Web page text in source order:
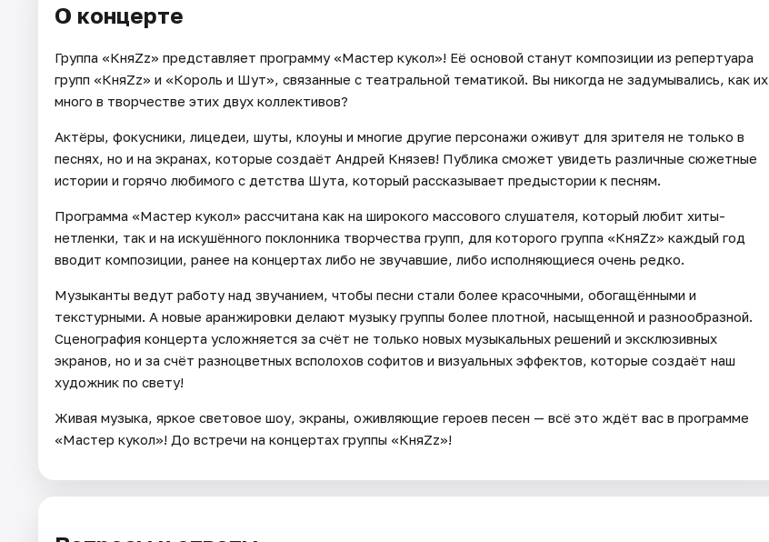
О концерте
Группа «КняZz» представляет программу «Мастер кукол»! Её основой станут композиции из репертуара
групп «КняZz» и «Король и Шут», связанные с театральной тематикой. Вы никогда не задумывались, как их
много в творчестве этих двух коллективов?
Актёры, фокусники, лицедеи, шуты, клоуны и многие другие персонажи оживут для зрителя не только в
песнях, но и на экранах, которые создаёт Андрей Князев! Публика сможет увидеть различные сюжетные
истории и горячо любимого с детства Шута, который рассказывает предыстории к песням.
Программа «Мастер кукол» рассчитана как на широкого массового слушателя, который любит хиты-
нетленки, так и на искушённого поклонника творчества групп, для которого группа «КняZz» каждый год
вводит композиции, ранее на концертах либо не звучавшие, либо исполняющиеся очень редко.
Музыканты ведут работу над звучанием, чтобы песни стали более красочными, обогащёнными и
текстурными. А новые аранжировки делают музыку группы более плотной, насыщенной и разнообразной.
Сценография концерта усложняется за счёт не только новых музыкальных решений и эксклюзивных
экранов, но и за счёт разноцветных всполохов софитов и визуальных эффектов, которые создаёт наш
художник по свету!
Живая музыка, яркое световое шоу, экраны, оживляющие героев песен — всё это ждёт вас в программе
«Мастер кукол»! До встречи на концертах группы «КняZz»!